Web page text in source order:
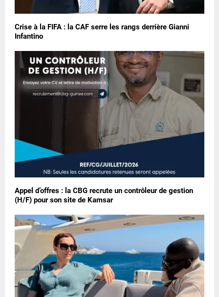
Crise à la FIFA : la CAF serre les rangs derrière Gianni
Infantino
Appel d’offres : la CBG recrute un contrôleur de gestion
(H/F) pour son site de Kamsar